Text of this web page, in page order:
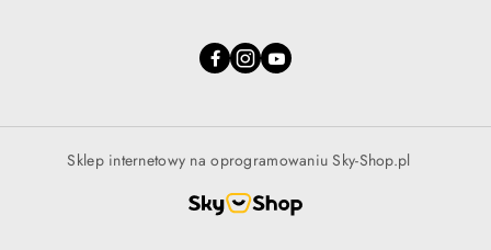
Sklep internetowy na oprogramowaniu Sky-Shop.pl